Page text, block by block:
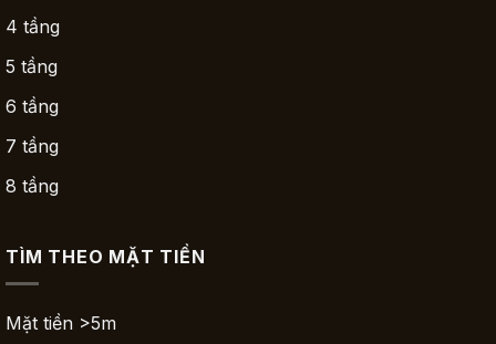
4 tầng
5 tầng
6 tầng
7 tầng
8 tầng
TÌM THEO MẶT TIỀN
Mặt tiền >5m